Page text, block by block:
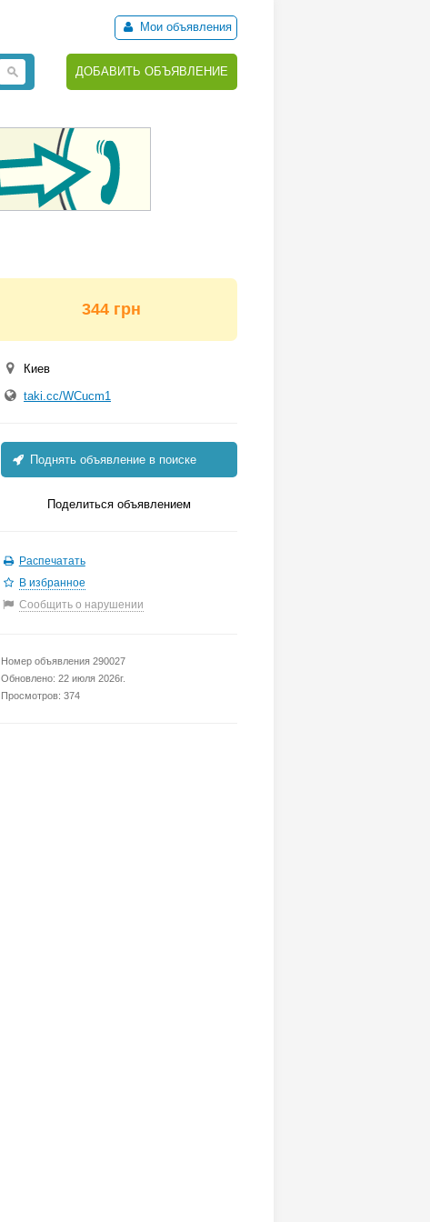
Мои объявления
ДОБАВИТЬ ОБЪЯВЛЕНИЕ
344 грн
Киев
taki.cc/WCucm1
Поднять объявление в поиске
Поделиться объявлением
Распечатать
В избранное
Сообщить о нарушении
Номер объявления 290027
Обновлено: 22 июля 2026г.
Просмотров: 374